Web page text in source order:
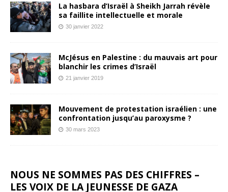
La hasbara d’Israël à Sheikh Jarrah révèle
sa faillite intellectuelle et morale
30 janvier 2022
McJésus en Palestine : du mauvais art pour
blanchir les crimes d’Israël
21 janvier 2019
Mouvement de protestation israélien : une
confrontation jusqu’au paroxysme ?
30 mars 2023
NOUS NE SOMMES PAS DES CHIFFRES –
LES VOIX DE LA JEUNESSE DE GAZA